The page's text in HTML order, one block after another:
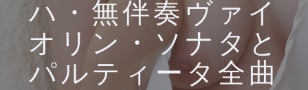
ハ・無伴奏ヴァイ
オリン・ソナタと
パルティータ全曲